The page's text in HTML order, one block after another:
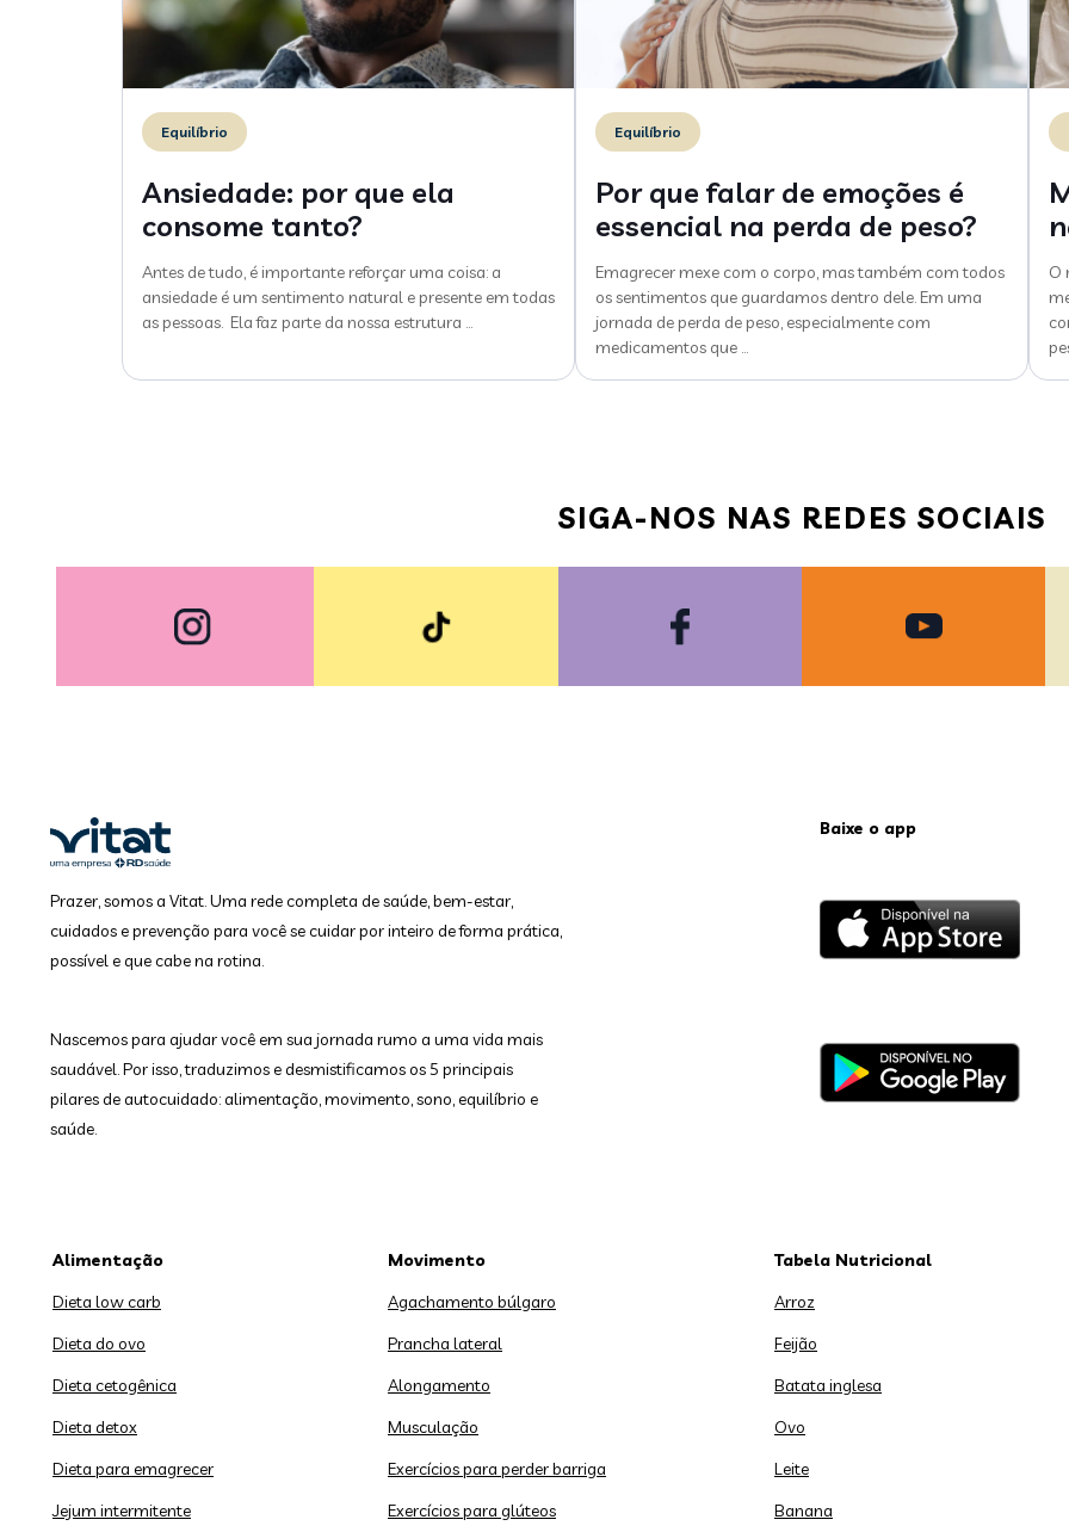
Equilíbrio
Ansiedade: por que ela
consome tanto?
Antes de tudo, é importante reforçar uma coisa: a
ansiedade é um sentimento natural e presente em todas
as pessoas. Ela faz parte da nossa estrutura …
Equilíbrio
Por que falar de emoções é
essencial na perda de peso?
Emagrecer mexe com o corpo, mas também com todos
os sentimentos que guardamos dentro dele. Em uma
jornada de perda de peso, especialmente com
medicamentos que …
O
SIGA-NOS NAS REDES SOCIAIS
Prazer, somos a Vitat. Uma rede completa de saúde, bem-estar,
cuidados e prevenção para você se cuidar por inteiro de forma prática,
possível e que cabe na rotina.
Nascemos para ajudar você em sua jornada rumo a uma vida mais
saudável. Por isso, traduzimos e desmistificamos os 5 principais
pilares de autocuidado: alimentação, movimento, sono, equilíbrio e
saúde.
Baixe o app
Alimentação
Dieta low carb
Dieta do ovo
Dieta cetogênica
Dieta detox
Dieta para emagrecer
Jejum intermitente
Movimento
Agachamento búlgaro
Prancha lateral
Alongamento
Musculação
Exercícios para perder barriga
Exercícios para glúteos
Tabela Nutricional
Arroz
Feijão
Batata inglesa
Ovo
Leite
Banana